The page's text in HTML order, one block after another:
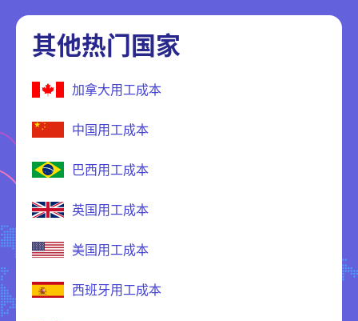
其他热门国家
加拿大用工成本
中国用工成本
巴西用工成本
英国用工成本
美国用工成本
西班牙用工成本